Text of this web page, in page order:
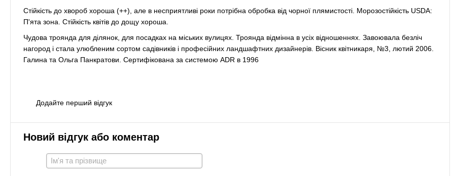
Стійкість до хвороб хороша (++), але в несприятливі роки потрібна обробка від чорної плямистості. Морозостійкість USDA:
П'ята зона. Стійкість квітів до дощу хороша.
Чудова троянда для ділянок, для посадках на міських вулицях. Троянда відмінна в усіх відношеннях. Завоювала безліч
нагород і стала улюбленим сортом садівників і професійних ландшафтних дизайнерів. Вісник квітникаря, №3, лютий 2006.
Галина та Ольга Панкратови. Сертифікована за системою ADR в 1996
Додайте перший відгук
Новий відгук або коментар